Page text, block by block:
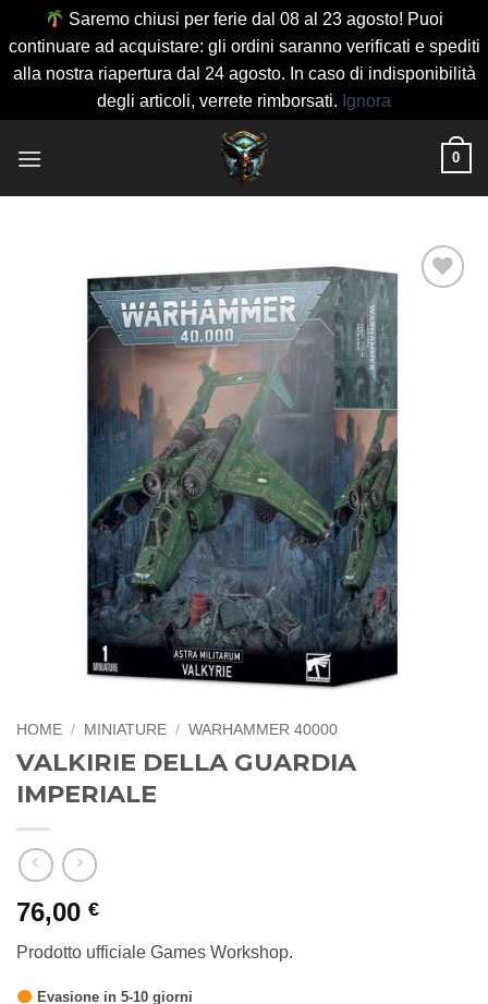
Saremo chiusi per ferie dal 08 al 23 agosto! Puoi
continuare ad acquistare: gli ordini saranno verificati e spediti
alla nostra riapertura dal 24 agosto. In caso di indisponibilità
degli articoli, verrete rimborsati. Ignora
0
HOME / MINIATURE / WARHAMMER 40000
VALKIRIE DELLA GUARDIA
IMPERIALE
76,00 €
Prodotto ufficiale Games Workshop.
Evasione in 5-10 giorni